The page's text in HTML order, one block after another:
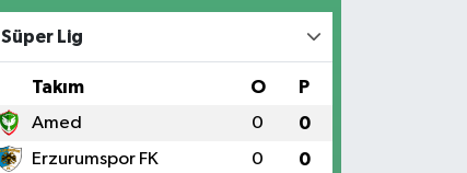
Süper Lig
Takım O P
Amed 0 0
Erzurumspor FK 0 0